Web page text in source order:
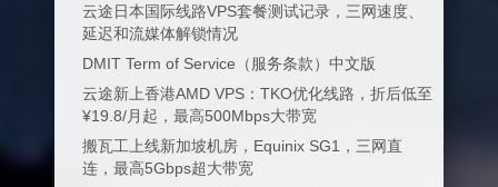
云途日本国际线路VPS套餐测试记录，三网速度、
延迟和流媒体解锁情况
DMIT Term of Service（服务条款）中文版
云途新上香港AMD VPS：TKO优化线路，折后低至
¥19.8/月起，最高500Mbps大带宽
搬瓦工上线新加坡机房，Equinix SG1，三网直
连，最高5Gbps超大带宽